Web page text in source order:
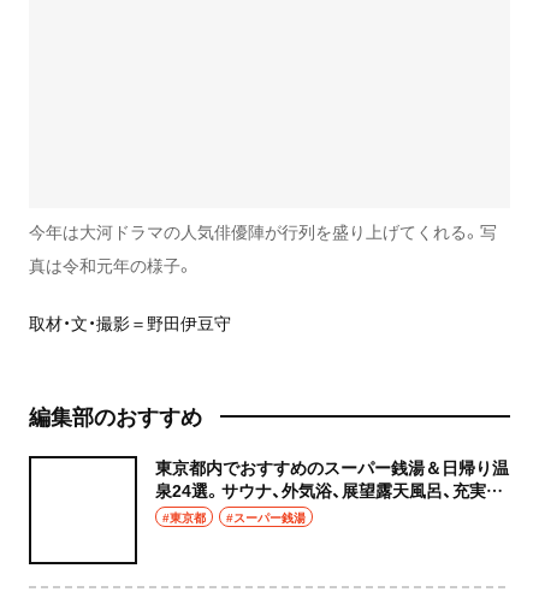
今年は大河ドラマの人気俳優陣が行列を盛り上げてくれる。写
真は令和元年の様子。
取材・文・撮影＝野田伊豆守
編集部のおすすめ
東京都内でおすすめのスーパー銭湯＆日帰り温
泉24選。サウナ、外気浴、展望露天風呂、充実の
癒やし空間へ
#東京都 #スーパー銭湯